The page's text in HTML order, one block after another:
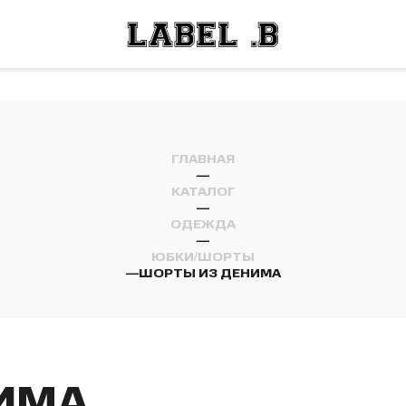
ГЛАВНАЯ
—
КАТАЛОГ
—
ОДЕЖДА
—
ЮБКИ/ШОРТЫ
—ШОРТЫ ИЗ ДЕНИМА